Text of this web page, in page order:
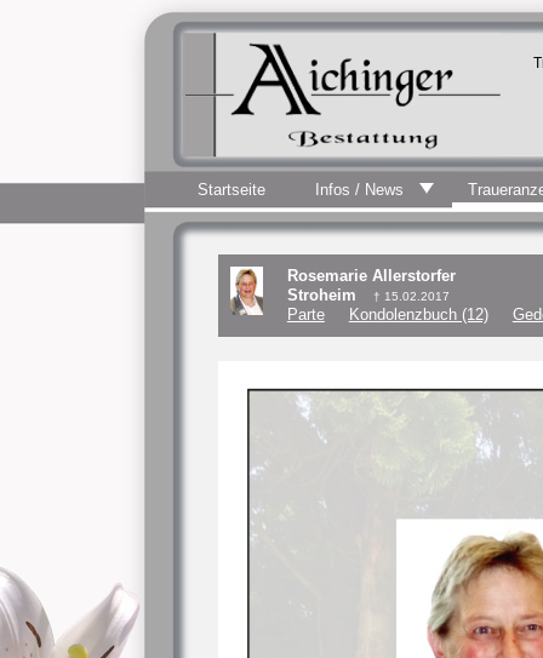
Startseite Infos / News
Rosemarie Allerstorfer
Stroheim
† 15.02.2017
Parte Kondolenzbuch (12)